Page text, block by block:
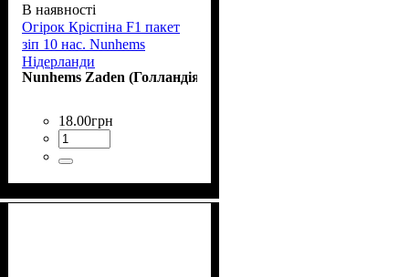
В наявності
Огірок Кріспіна F1 пакет
зіп 10 нас. Nunhems
Нідерланди
Nunhems Zaden (Голландія)
18.00грн